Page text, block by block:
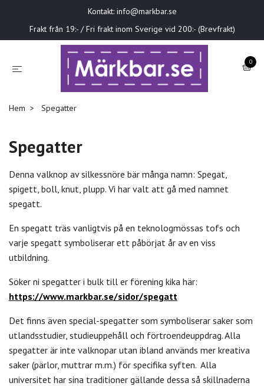
Kontakt: info@markbar.se
Frakt från 19:- / Fri frakt inom Sverige vid 200:- (Brevfrakt)
0
Hem Spegatter
Spegatter
Denna valknop av silkessnöre bär många namn: Spegat,
spigett, boll, knut, plupp. Vi har valt att gå med namnet
spegatt.
En spegatt träs vanligtvis på en teknologmössas tofs och
varje spegatt symboliserar ett påbörjat år av en viss
utbildning.
Söker ni spegatter i bulk till er förening kika här:
https://www.markbar.se/sidor/spegatt
Det finns även special-spegatter som symboliserar saker som
utlandsstudier, studieuppehåll och förtroendeuppdrag. Alla
spegatter är inte valknopar utan ibland används mer kreativa
saker (pärlor, muttrar m.m.) för specifika syften. Alla
universitet har sina traditioner gällande dessa så skillnaderna